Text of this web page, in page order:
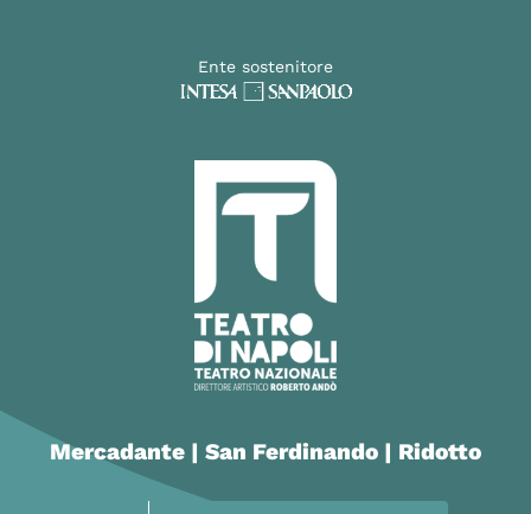
Ente sostenitore
Mercadante | San Ferdinando | Ridotto